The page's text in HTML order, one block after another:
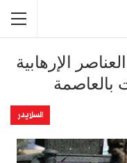
الإرهابية
بالعاصمة
السلايدر